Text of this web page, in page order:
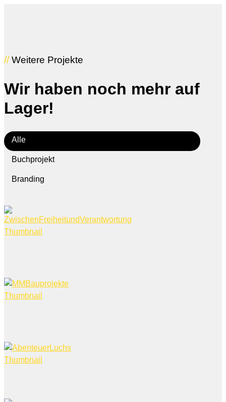
//Weitere Projekte
Wir haben noch mehr auf
Lager!
Alle
Buchprojekt
Branding